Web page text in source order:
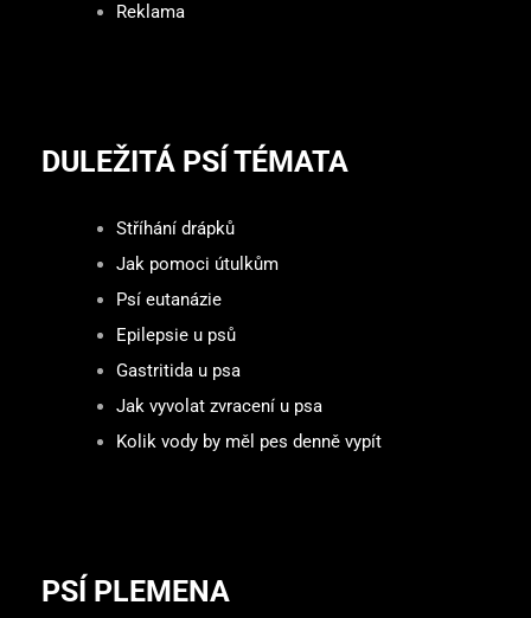
Reklama
DULEŽITÁ PSÍ TÉMATA
Stříhání drápků
Jak pomoci útulkům
Psí eutanázie
Epilepsie u psů
Gastritida u psa
Jak vyvolat zvracení u psa
Kolik vody by měl pes denně vypít
PSÍ PLEMENA